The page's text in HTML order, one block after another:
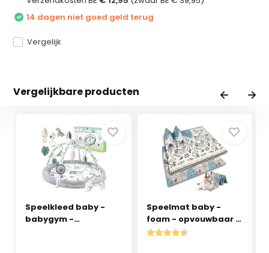
14 dagen niet goed geld terug
Vergelijk
Vergelijkbare producten
Speelkleed baby -
babygym -
Speelmat baby -
foam - opvouwbaar -
2...